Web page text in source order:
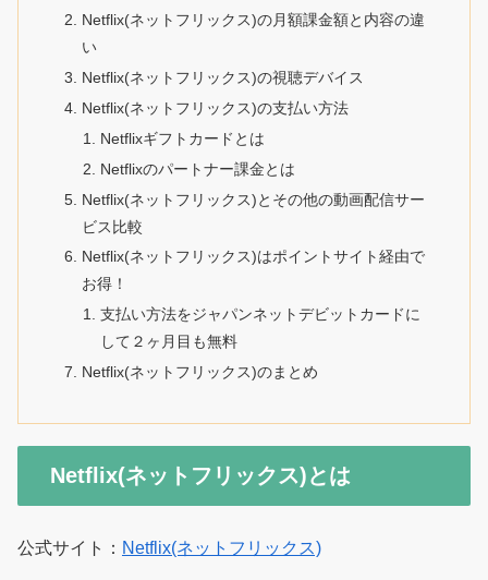
Netflix(ネットフリックス)の月額課金額と内容の違
い
Netflix(ネットフリックス)の視聴デバイス
Netflix(ネットフリックス)の支払い方法
Netflixギフトカードとは
Netflixのパートナー課金とは
Netflix(ネットフリックス)とその他の動画配信サー
ビス比較
Netflix(ネットフリックス)はポイントサイト経由で
お得！
支払い方法をジャパンネットデビットカードに
して２ヶ月目も無料
Netflix(ネットフリックス)のまとめ
Netflix(ネットフリックス)とは
公式サイト： Netflix(ネットフリックス)